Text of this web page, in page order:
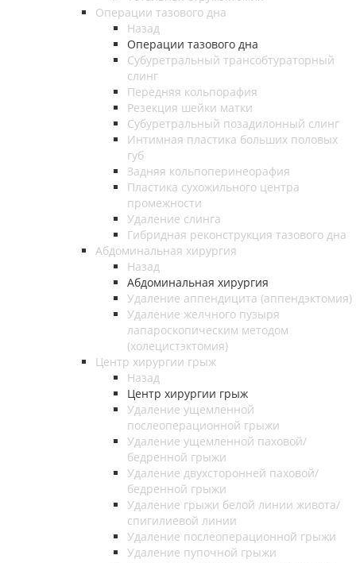
Операции тазового дна
Назад
Операции тазового дна
Субуретральный трансобтураторный
слинг
Передняя кольпорафия
Резекция шейки матки
Субуретральный позадилонный слинг
Интимная пластика больших половых
губ
Задняя кольпоперинеорафия
Пластика сухожильного центра
промежности
Удаление слинга
Гибридная реконструкция тазового дна
Абдоминальная хирургия
Назад
Абдоминальная хирургия
Удаление аппендицита (аппендэктомия)
Удаление желчного пузыря
лапароскопическим методом
(холецистэктомия)
Центр хирургии грыж
Назад
Центр хирургии грыж
Удаление ущемленной
послеоперационной грыжи
Удаление ущемленной паховой/
бедренной грыжи
Удаление двухсторонней паховой/
бедренной грыжи
Удаление грыжи белой линии живота/
спигилиевой линии
Удаление послеоперационной грыжи
Удаление пупочной грыжи